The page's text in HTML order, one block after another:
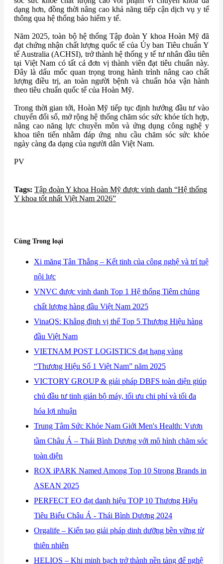
dạng hơn, đồng thời nâng cao khả năng tiếp cận dịch vụ y tế
thông qua hệ thống bảo hiểm y tế.
Năm 2025, toàn bộ hệ thống Tập đoàn Y khoa Hoàn Mỹ đã
đạt chứng nhận chất lượng quốc tế của Ủy ban Tiêu chuẩn Y
tế Australia (ACHSI), trở thành hệ thống y tế tư nhân đầu tiên
tại Việt Nam có tất cả đơn vị thành viên đạt tiêu chuẩn này.
Đây là dấu mốc quan trọng trong hành trình nâng cao chất
lượng điều trị, an toàn người bệnh và chuẩn hóa vận hành
theo tiêu chuẩn quốc tế của Hoàn Mỹ.
Trong thời gian tới, Hoàn Mỹ tiếp tục định hướng đầu tư vào
chuyển đổi số, mở rộng hệ thống chăm sóc sức khỏe tích hợp,
nâng cao năng lực chuyên môn và ứng dụng công nghệ y
khoa tiên tiến nhằm đáp ứng nhu cầu chăm sóc sức khỏe
ngày càng đa dạng của người dân Việt Nam.
PV
Tags: ​Tập đoàn Y khoa Hoàn Mỹ được vinh danh “Hệ thống
Y khoa tốt nhất Việt Nam 2026”
Cùng Trong loại
​Xi măng Tân Thắng – Kết tinh của công nghệ và trí tuệ
nội lực
​VNVC được vinh danh Top 1 Hệ thống Tiêm chủng
chất lượng hàng đầu Việt Nam 2025
​VinaQS: Khẳng định vị thế Top 5 Thương Hiệu hàng
đầu Việt Nam
​VIETNAM POST LOGISTICS đạt hạng vàng
“Thương Hiệu Số 1 Việt Nam” năm 2025
​VICTORY GROUP & giải pháp DBFS toàn diện giúp
chủ đầu tư tinh giản bộ máy, tối ưu chi phí và tối đa
hóa lợi nhuận
​Trung Tâm Sức Khỏe Nam Giới Men's Health: Vươn
tầm Châu Á – Thái Bình Dương với mô hình chăm sóc
toàn diện
​ROX iPARK Named Among Top 10 Strong Brands in
ASEAN 2025
​PERFECT EO đạt danh hiệu TOP 10 Thương Hiệu
Tiêu Biểu Châu Á - Thái Bình Dương 2024
​Orgalife – Kiến tạo giải pháp dinh dưỡng bền vững từ
thiên nhiên
​HELIOS – Khi minh bạch trở thành nền tảng để nghệ